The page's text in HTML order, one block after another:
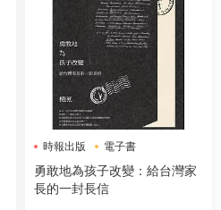
時報出版 電子書
勇敢地為孩子改變：給台灣家
長的一封長信